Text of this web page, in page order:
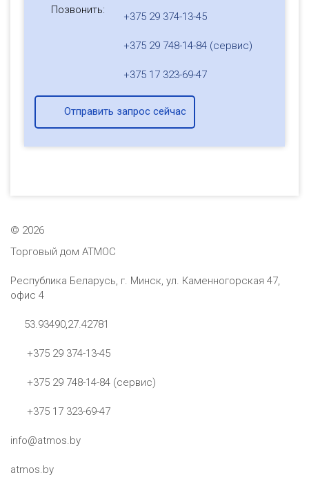
Позвонить:
+375 29 374-13-45
+375 29 748-14-84 (сервис)
+375 17 323-69-47
Отправить запрос сейчас
© 2026
Торговый дом АТМОС
Республика Беларусь, г. Минск, ул. Каменногорская 47,
офис 4
53.93490,27.42781
+375 29 374-13-45
+375 29 748-14-84 (сервис)
+375 17 323-69-47
info@atmos.by
atmos.by